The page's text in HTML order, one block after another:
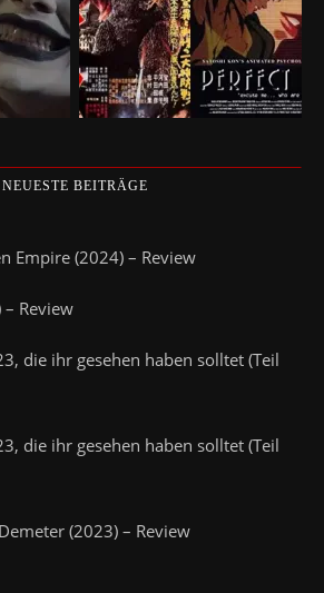
NEUESTE BEITRÄGE
Empire (2024) – Review
Review
die ihr gesehen haben solltet (Teil
die ihr gesehen haben solltet (Teil
(2023) – Review